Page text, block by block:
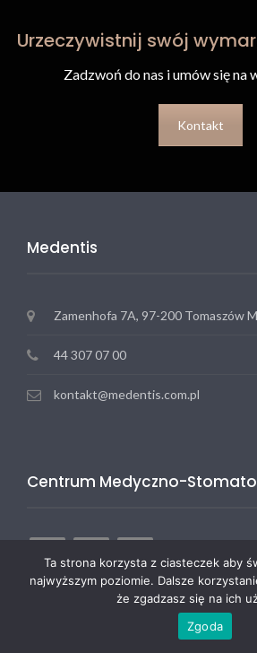
Urzeczywistnij swój
Zadzwoń do nas i umów się na
Kontakt
Medentis
Zamenhofa 7A, 97-200 Tomaszów
44 307 07 00
kontakt@medentis.com.pl
Centrum Medyczno-
Ta strona korzysta z ciasteczek aby
najwyższym poziomie. Dalsze
że zgadzasz się na ich
Zgoda